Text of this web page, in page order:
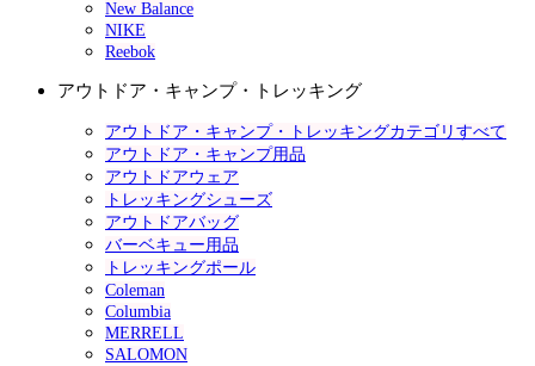
New Balance
NIKE
Reebok
アウトドア・キャンプ・トレッキング
アウトドア・キャンプ・トレッキングカテゴリすべて
アウトドア・キャンプ用品
アウトドアウェア
トレッキングシューズ
アウトドアバッグ
バーベキュー用品
トレッキングポール
Coleman
Columbia
MERRELL
SALOMON